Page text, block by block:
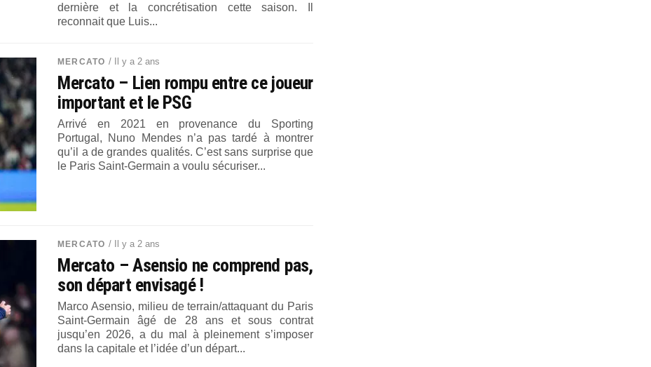
dernière et la concrétisation cette saison. Il
reconnait que Luis...
MERCATO / Il y a 2 ans
Mercato – Lien rompu entre ce joueur
important et le PSG
Arrivé en 2021 en provenance du Sporting
Portugal, Nuno Mendes n’a pas tardé à montrer
qu’il a de grandes qualités. C’est sans surprise que
le Paris Saint-Germain a voulu sécuriser...
MERCATO / Il y a 2 ans
Mercato – Asensio ne comprend pas,
son départ envisagé !
Marco Asensio, milieu de terrain/attaquant du Paris
Saint-Germain âgé de 28 ans et sous contrat
jusqu’en 2026, a du mal à pleinement s’imposer
dans la capitale et l’idée d’un départ...